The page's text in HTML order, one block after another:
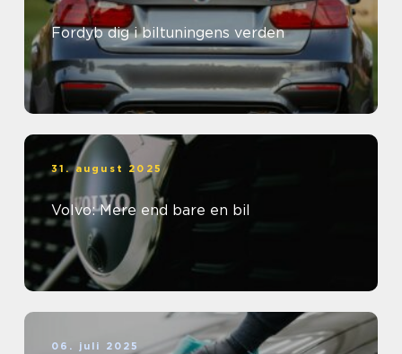
Fordyb dig i biltuningens verden
31. august 2025
Volvo: Mere end bare en bil
06. juli 2025